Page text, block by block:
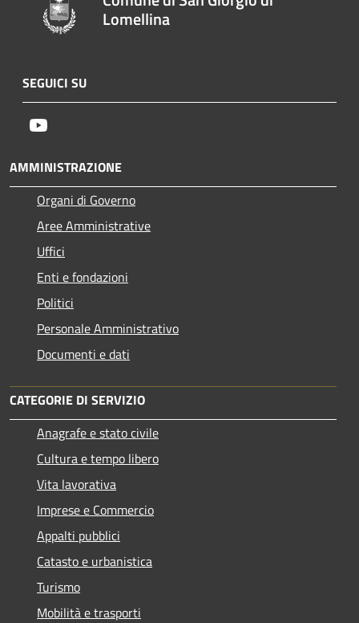
Lomellina
SEGUICI SU
AMMINISTRAZIONE
Organi di Governo
Aree Amministrative
Uffici
Enti e fondazioni
Politici
Personale Amministrativo
Documenti e dati
CATEGORIE DI SERVIZIO
Anagrafe e stato civile
Cultura e tempo libero
Vita lavorativa
Imprese e Commercio
Appalti pubblici
Catasto e urbanistica
Turismo
Mobilità e trasporti